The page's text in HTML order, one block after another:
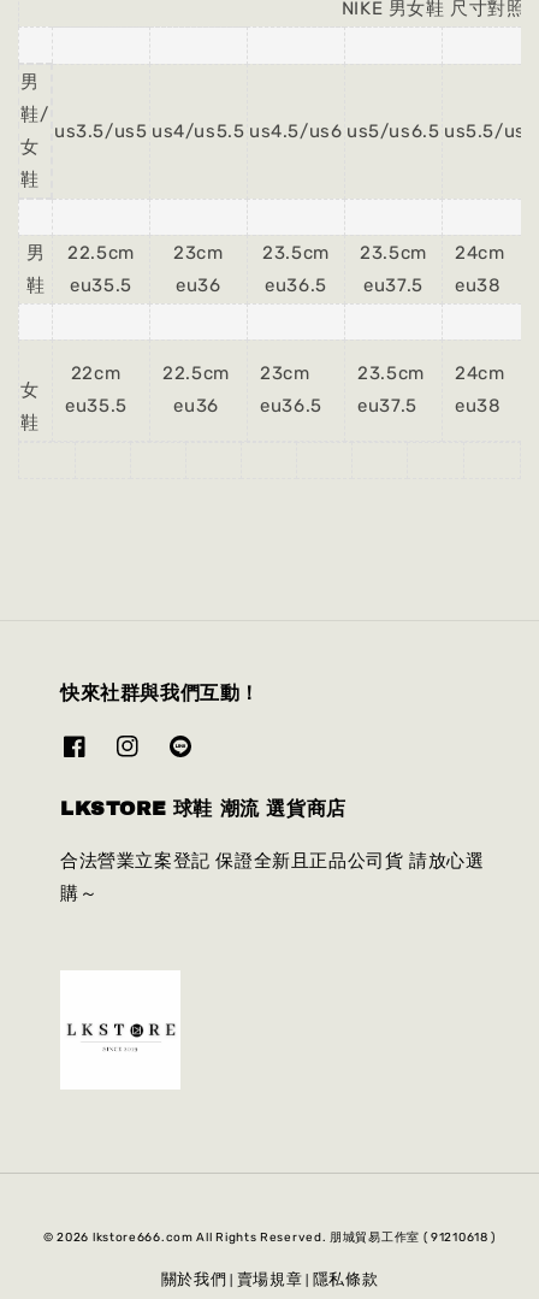
NIKE 男女鞋 尺寸對照
男
鞋/
女
鞋
us3.5/us5 us4/us5.5 us4.5/us6 us5/us6.5 us5.5/us7
男
鞋
22.5cm
eu35.5
23cm
eu36
23.5cm
eu36.5
23.5cm
eu37.5
24cm
eu38
女
鞋
22cm
eu35.5
22.5cm
eu36
23cm
eu36.5
23.5cm
eu37.5
24cm
eu38
快來社群與我們互動！
LKSTORE 球鞋 潮流 選貨商店
合法營業立案登記 保證全新且正品公司貨 請放心選
購～
© 2026 lkstore666.com All Rights Reserved. 朋城貿易工作室 ( 91210618 )
關於我們 賣場規章 隱私條款